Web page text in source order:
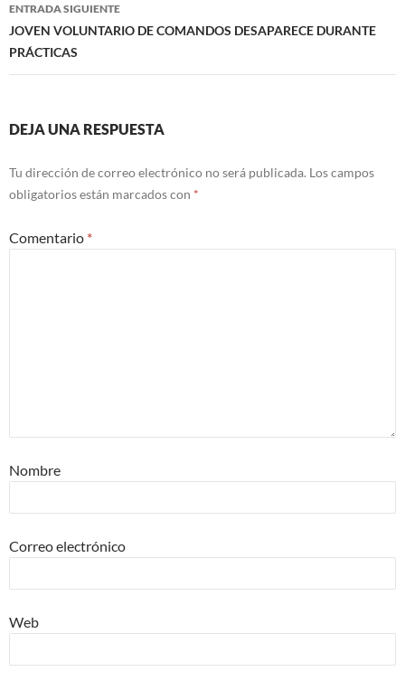
ENTRADA SIGUIENTE
JOVEN VOLUNTARIO DE COMANDOS DESAPARECE DURANTE
PRÁCTICAS
DEJA UNA RESPUESTA
Tu dirección de correo electrónico no será publicada. Los campos
obligatorios están marcados con *
Comentario *
Nombre
Correo electrónico
Web